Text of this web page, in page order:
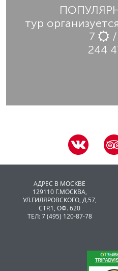
тур
7
244
АДРЕС В МОСКВЕ
129110 Г.МОСКВА,
УЛ.ГИЛЯРОВСКОГО, Д.57,
СТР.1, ОФ. 620
ТЕЛ: 7 (495) 120-87-78